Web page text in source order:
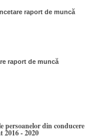
raport de muncă
raport de muncă
persoanelor din conducere
2016 - 2020